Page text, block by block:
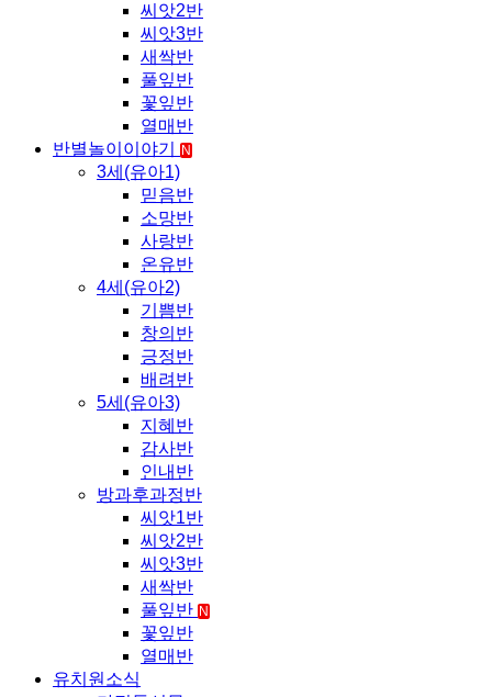
씨앗2반
씨앗3반
새싹반
풀잎반
꽃잎반
열매반
반별놀이이야기
N
3세(유아1)
믿음반
소망반
사랑반
온유반
4세(유아2)
기쁨반
창의반
긍정반
배려반
5세(유아3)
지혜반
감사반
인내반
방과후과정반
씨앗1반
씨앗2반
씨앗3반
새싹반
풀잎반 N
꽃잎반
열매반
유치원소식